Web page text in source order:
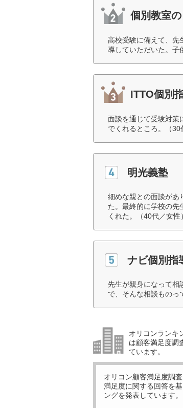
個別教室
高校受験に備えて、先
導していただいた。子
ITTO個別
面談を通じて受験対策
でくれるところ。（30
明光義塾
細めな親との面談があ
た。最終的に学校の先
くれた。（40代／女性）
ナビ個別指
先生が親身になって相
で、そんな相談ものっ
オリコンランキ
は顧客満足度調
ています。
オリコン顧客満足度調
満足度に関する回答を
ングを発表しています。